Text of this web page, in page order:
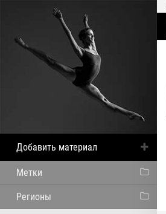
Добавить материал
Метки
Регионы